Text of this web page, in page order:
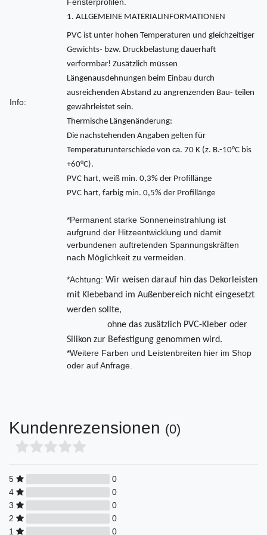
Info:
1. ALLGEMEINE MATERIALINFORMATIONEN
PVC ist unter hohen Temperaturen und gleichzeitiger
Gewichts- bzw. Druckbelastung dauerhaft
verformbar! Zusätzlich müssen
Längenausdehnungen beim Einbau durch
ausreichenden Abstand zu angrenzenden Bau- teilen
gewährleistet sein.
Thermische Längenänderung:
Die nachstehenden Angaben gelten für
Temperaturunterschiede von ca. 70 K (z. B.-10°C bis
+60°C).
PVC hart, weiß min. 0,3% der Profillänge
PVC hart, farbig min. 0,5% der Profillänge
*Permanent starke Sonneneinstrahlung ist
aufgrund der Hitzeentwicklung und damit
verbundenen auftretenden Spannungskräften
nach Möglichkeit zu vermeiden.
*Achtung: Wir weisen darauf hin das Dekorleisten
mit Klebeband im Außenbereich nicht eingesetzt
werden sollte,
ohne das zusätzlich PVC-Kleber oder
Silikon zur Befestigung genommen wird.
*Weitere Farben und Leistenbreiten hier im Shop
oder auf Anfrage.
Kundenrezensionen (0)
5
0
4
0
3
0
2
0
1
0